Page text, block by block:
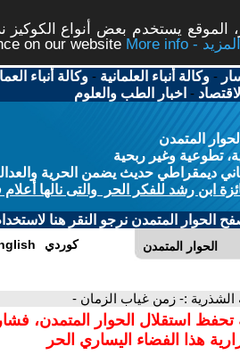
يستخدم بعض أنواع
on our website
More info - المزيد
-وكالة أنباء العلمانية -وكالة أنباء
الاقتصاد - اخبار الطب والعلوم
المتمدن
تطوعية وغير ربحية
ديمقراطي حديث يضمن الحرية والعدالة
ابن رشد للفكر الحر والتى نالها أعلام
الحوار المتمدن نرجو النقر هنا
الحوار المتمدن كوردي
الشذرية :- زمن غياب الزمان -
تحفظ استقلال الحوار المتمدن،
هذا الفضاء اليساري الحر